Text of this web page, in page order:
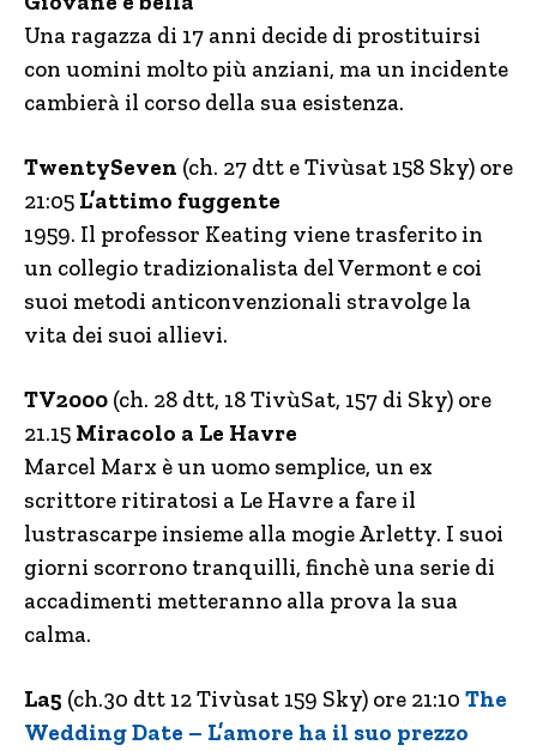
Una ragazza di 17 anni decide di prostituirsi
con uomini molto più anziani, ma un incidente
cambierà il corso della sua esistenza.
TwentySeven (ch. 27 dtt e Tivùsat 158 Sky) ore
21:05 L’attimo fuggente
1959. Il professor Keating viene trasferito in
un collegio tradizionalista del Vermont e coi
suoi metodi anticonvenzionali stravolge la
vita dei suoi allievi.
TV2000 (ch. 28 dtt, 18 TivùSat, 157 di Sky) ore
21.15 Miracolo a Le Havre
Marcel Marx è un uomo semplice, un ex
scrittore ritiratosi a Le Havre a fare il
lustrascarpe insieme alla mogie Arletty. I suoi
giorni scorrono tranquilli, finchè una serie di
accadimenti metteranno alla prova la sua
calma.
La5 (ch.30 dtt 12 Tivùsat 159 Sky) ore 21:10 The
Wedding Date – L’amore ha il suo prezzo